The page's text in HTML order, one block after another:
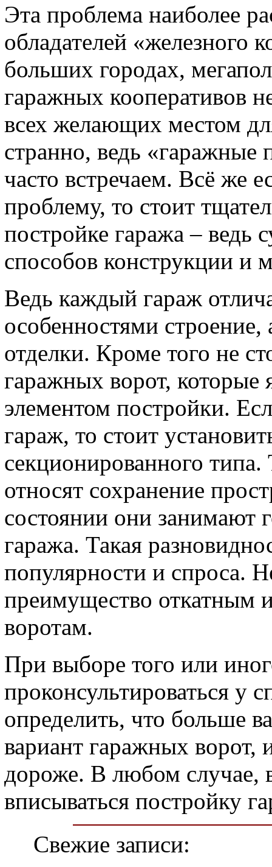
Эта проблема наиболее
обладателей «железного
больших городах,
гаражных кооперативов
всех желающих местом
странно, ведь «гаражные
часто встречаем. Всё же
проблему, то стоит
постройке гаража – ведь
способов конструкции и
Ведь каждый гараж
особенностями строение,
отделки. Кроме того не
гаражных ворот,
элементом постройки.
гараж, то стоит
секционированного
относят сохранение
состоянии они занимают
гаража. Такая
популярности и спроса.
преимущество откатным
воротам.
При выборе того или
проконсультироваться у
определить, что больше
вариант гаражных ворот,
дороже. В любом случае,
вписываться постройку
Свежие записи: